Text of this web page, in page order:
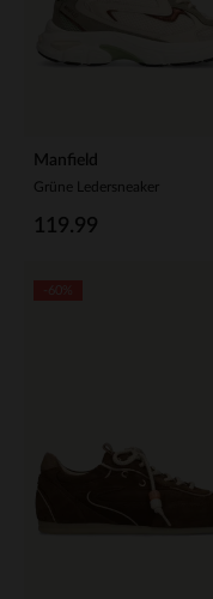
Manfield
Grüne Ledersneaker
119.99